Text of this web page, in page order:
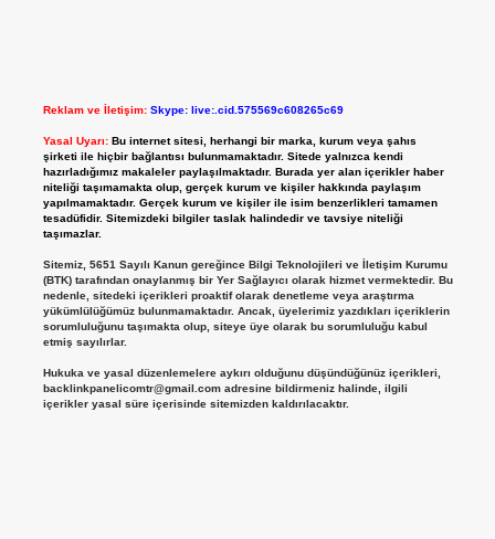
Reklam ve İletişim: Skype: live:.cid.575569c608265c69
Yasal Uyarı: Bu internet sitesi, herhangi bir marka, kurum veya şahıs
şirketi ile hiçbir bağlantısı bulunmamaktadır. Sitede yalnızca kendi
hazırladığımız makaleler paylaşılmaktadır. Burada yer alan içerikler haber
niteliği taşımamakta olup, gerçek kurum ve kişiler hakkında paylaşım
yapılmamaktadır. Gerçek kurum ve kişiler ile isim benzerlikleri tamamen
tesadüfidir. Sitemizdeki bilgiler taslak halindedir ve tavsiye niteliği
taşımazlar.
Sitemiz, 5651 Sayılı Kanun gereğince Bilgi Teknolojileri ve İletişim Kurumu
(BTK) tarafından onaylanmış bir Yer Sağlayıcı olarak hizmet vermektedir. Bu
nedenle, sitedeki içerikleri proaktif olarak denetleme veya araştırma
yükümlülüğümüz bulunmamaktadır. Ancak, üyelerimiz yazdıkları içeriklerin
sorumluluğunu taşımakta olup, siteye üye olarak bu sorumluluğu kabul
etmiş sayılırlar.
Hukuka ve yasal düzenlemelere aykırı olduğunu düşündüğünüz içerikleri,
backlinkpanelicomtr@gmail.comadresine bildirmeniz halinde, ilgili
içerikler yasal süre içerisinde sitemizden kaldırılacaktır.